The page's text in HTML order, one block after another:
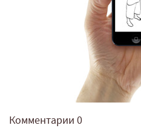
Комментарии 0